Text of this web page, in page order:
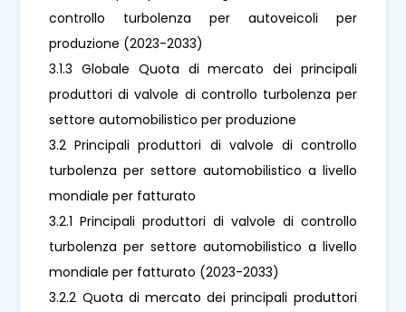
controllo turbolenza per autoveicoli per
produzione (2023-2033)
3.1.3 Globale Quota di mercato dei principali
produttori di valvole di controllo turbolenza per
settore automobilistico per produzione
3.2 Principali produttori di valvole di controllo
turbolenza per settore automobilistico a livello
mondiale per fatturato
3.2.1 Principali produttori di valvole di controllo
turbolenza per settore automobilistico a livello
mondiale per fatturato (2023-2033)
3.2.2 Quota di mercato dei principali produttori